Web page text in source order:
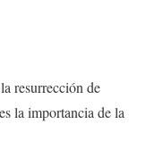
resurrección de
la importancia de la